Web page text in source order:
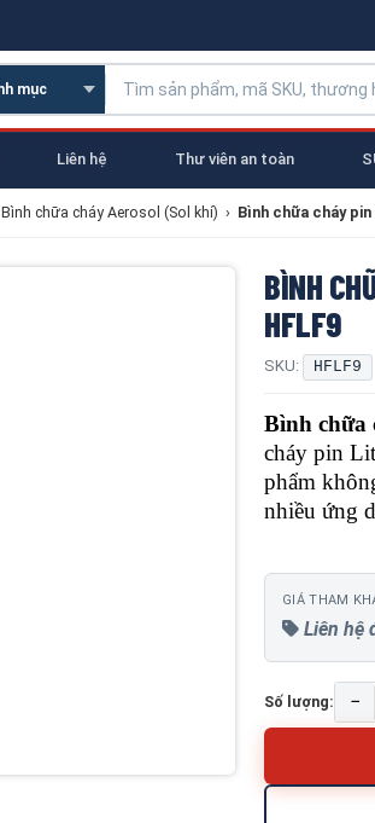
Liên hệ Thư viên an toàn
Bình chữa cháy Aerosol (Sol khí) › Bình chữa cháy
BÌNH
HFLF9
SKU: HFLF9
Bình chữa
cháy pin
phẩm
nhiều ứng
GIÁ THAM
Liên hệ
Số lượng: −